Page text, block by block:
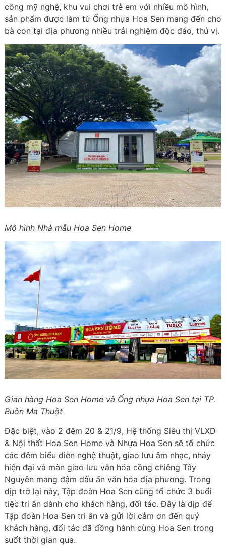
công mỹ nghệ, khu vui chơi trẻ em với nhiều mô hình,
sản phẩm được làm từ Ống nhựa Hoa Sen mang đến cho
bà con tại địa phương nhiều trải nghiệm độc đáo, thú vị.
Mô hình Nhà mẫu Hoa Sen Home
Gian hàng Hoa Sen Home và Ống nhựa Hoa Sen tại TP.
Buôn Ma Thuột
Đặc biệt, vào 2 đêm 20 & 21/9, Hệ thống Siêu thị VLXD
& Nội thất Hoa Sen Home và Nhựa Hoa Sen sẽ tổ chức
các đêm biểu diễn nghệ thuật, giao lưu âm nhạc, nhảy
hiện đại và màn giao lưu văn hóa cồng chiêng Tây
Nguyên mang đậm dấu ấn văn hóa địa phương. Trong
dịp trở lại này, Tập đoàn Hoa Sen cũng tổ chức 3 buổi
tiệc tri ân dành cho khách hàng, đối tác. Đây là dịp để
Tập đoàn Hoa Sen tri ân và gửi lời cảm ơn đến quý
khách hàng, đối tác đã đồng hành cùng Hoa Sen trong
suốt thời gian qua.